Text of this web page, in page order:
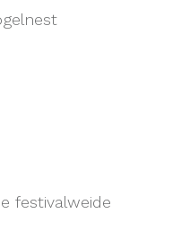
festivalweide